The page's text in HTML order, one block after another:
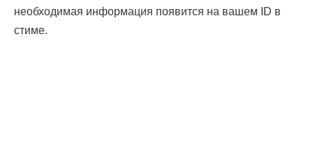
необходимая информация появится на вашем ID в
стиме.